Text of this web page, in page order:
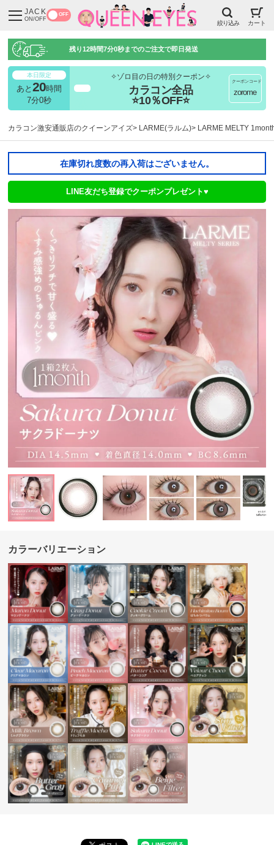
JACK
ON/OFF
OFF
絞り込み カート
残り12時間6分59秒までのご注文で即日発送
本日限定
あと 20時間
6分59秒
✧ゾロ目の日の特別クーポン✧
カラコン全品
⭐10％OFF⭐
クーポンコード
zorome
カラコン激安通販店のクイーンアイズ LARME(ラルム) LARME MELTY
在庫切れ度数の再入荷はございません。
LINE友だち登録でクーポンプレゼント♥
カラーバリエーション